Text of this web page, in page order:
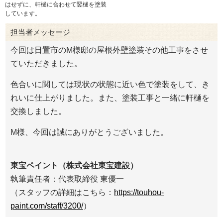
はせずに、軒樋に合わせて竪樋を塗装
しています。
担当者メッセージ
今回は日置市のM様邸の屋根外壁塗装その他工事をさせ
ていただきました。
色合いに関しては現状の状態に近い色で塗装をして、き
れいに仕上がりました。また、塗装工事と一緒に軒樋を
交換しました。
M様、今回は誠にありがとうございました。
東宝ペイント（株式会社東宝建設）
執筆責任者：代表取締役 東優一
（スタッフの詳細はこちら： https://touhou-
paint.com/staff/3200/）